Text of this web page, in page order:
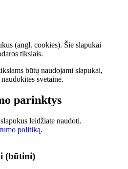
(angl. cookies). Šie slapukai
tikslais.
būtų naudojami slapukai,
svetaine.
parinktys
leidžiate naudoti.
politiką.
(būtini)